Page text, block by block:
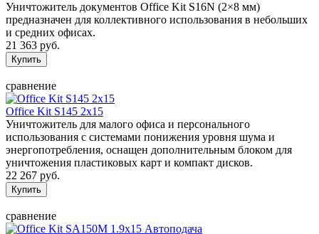
Уничтожитель документов Office Kit S16N (2×8 мм)
предназначен для коллективного использования в небольших
и средних офисах.
21 363 руб.
сравнение
Office Kit S145 2x15
Уничтожитель для малого офиса и персонального
использования с системами понижения уровня шума и
энергопотребления, оснащен дополнительным блоком для
уничтожения пластиковых карт и компакт дисков.
22 267 руб.
сравнение